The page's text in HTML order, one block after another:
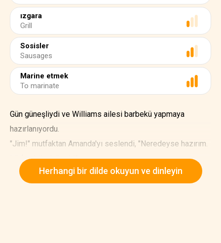
ızgara
Grill
Sosisler
Sausages
Marine etmek
To marinate
Gün güneşliydi ve Williams ailesi barbekü yapmaya
hazırlanıyordu.
"Jim!" mutfaktan Amanda'yı seslendi, "Neredeyse hazırım.
Lütfen kömürü yak!"
"Tamam!" diye yanıtladı Jim.
Herhangi bir dilde okuyun ve dinleyin